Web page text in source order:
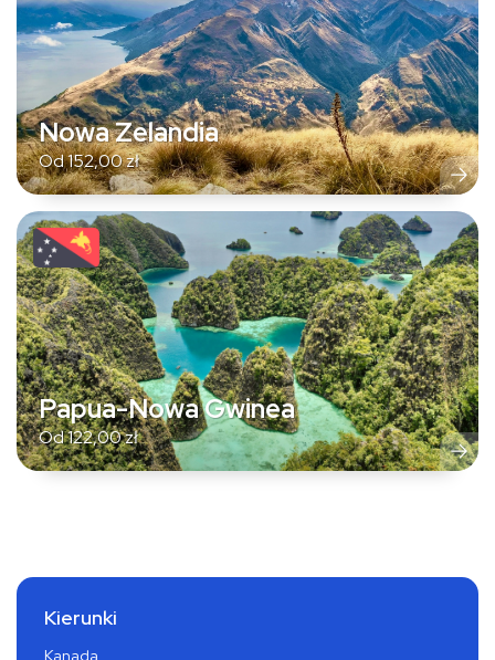
Nowa Zelandia
Od152,00zł
Papua-Nowa Gwinea
Od122,00zł
Kierunki
Kanada